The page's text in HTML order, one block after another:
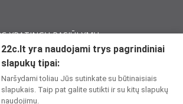
YPATINGŲ PASIŪLYMŲ:
sutinku su 22CPrivatumo politika
22c.lt yra naudojami trys pagrindiniai
slapukų tipai:
Naršydami toliau Jūs sutinkate su būtinaisiais
slapukais. Taip pat galite sutikti ir su kitų slapukų
naudojimu.